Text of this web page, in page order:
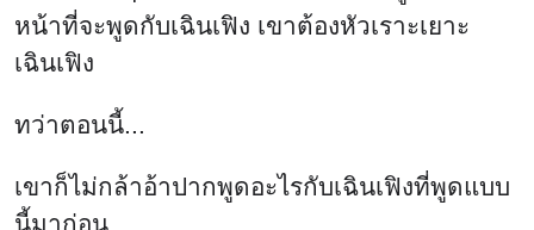
หน้าที่จะพูดกับเฉินเฟิง เขาต้องหัวเราะเยาะ
เฉินเฟิง
ทว่าตอนนี้...
เขาก็ไม่กล้าอ้าปากพูดอะไรกับเฉินเฟิงที่พูดแบบ
นี้มาก่อน